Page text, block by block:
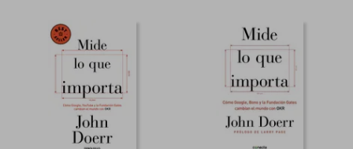
45%
dcto.
45%
dcto.